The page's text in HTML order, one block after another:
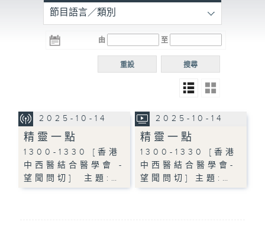
R3
電台 電台
R5
電台
普通
節目語言／類別
由 至
搜尋
重設
2025-10-14
精靈一點
1300-1330 [香港
中西醫結合醫學會 -
望聞問切] 主題:…
2025-10-14
精靈一點
1300-1330 [香港
中西醫結合醫學會-
望聞問切] 主題:…